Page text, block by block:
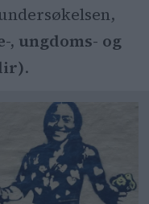
, ungdoms- og
.